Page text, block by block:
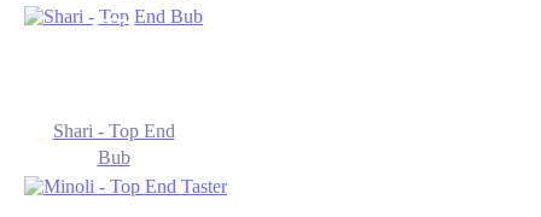
Shari - Top End
Bub